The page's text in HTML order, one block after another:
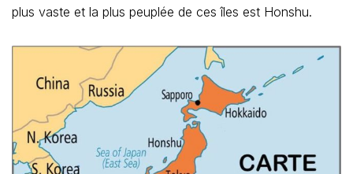
plus vaste et la plus peuplée de ces îles est Honshu.